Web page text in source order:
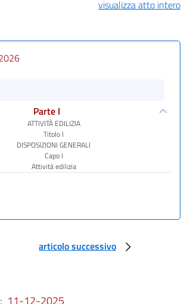
visualizza atto intero
Parte I
ATTIVITÀ EDILIZIA
Titolo I
DISPOSIZIONI GENERALI
Capo I
Attività edilizia
articolo successivo
11-12-2025